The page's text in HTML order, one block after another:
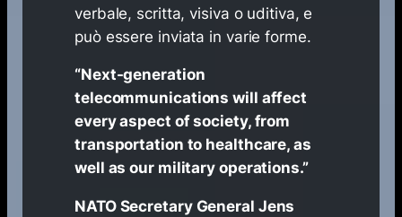
verbale, scritta, visiva o uditiva, e
può essere inviata in varie forme.
“Next-generation
telecommunications will affect
every aspect of society, from
transportation to healthcare, as
well as our military operations.”
NATO Secretary General Jens